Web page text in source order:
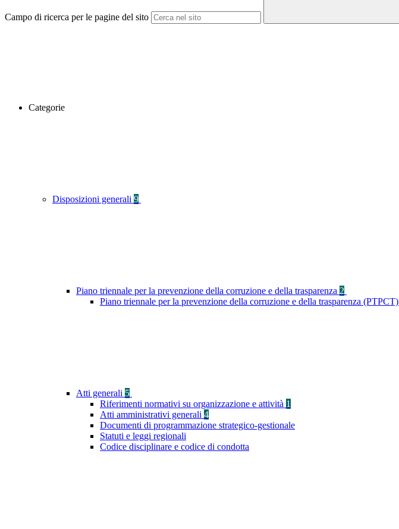
Campo di ricerca per le pagine del sito
Categorie
Disposizioni generali 9
Piano triennale per la prevenzione della corruzione e della trasparenza 2
Piano triennale per la prevenzione della corruzione e della trasparenza (PTPCT)
Atti generali 5
Riferimenti normativi su organizzazione e attività 1
Atti amministrativi generali 4
Documenti di programmazione strategico-gestionale
Statuti e leggi regionali
Codice disciplinare e codice di condotta